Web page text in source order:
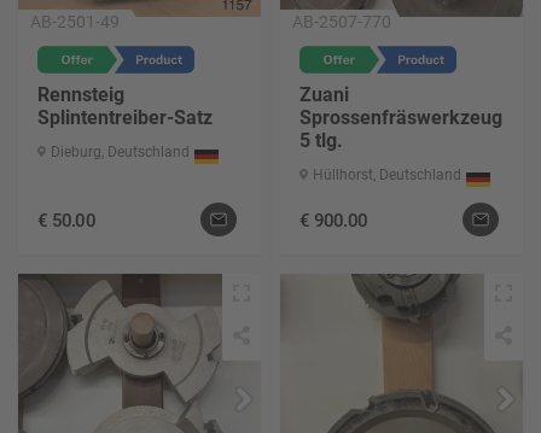
AB-2501-49
Rennsteig
Splintentreiber-Satz
Dieburg, Deutschland
€ 50.00
AB-2507-770
Zuani
Sprossenfräswerkzeug
5 tlg.
Hüllhorst, Deutschland
€ 900.00